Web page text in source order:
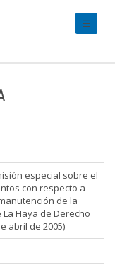
especial sobre el
con respecto a
de la
Haya de Derecho
abril de 2005)